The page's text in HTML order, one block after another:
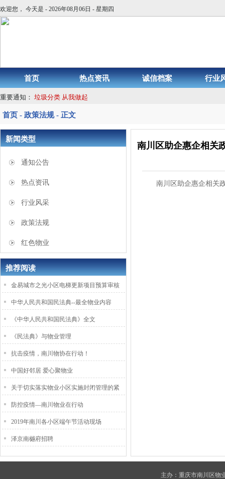
欢迎您， 今天是 - 2026年08月06日 - 星期四
首页 热点资讯 诚信档案 行业
重要通知： 垃圾分类 从我做起
首页 - 政策法规 - 正文
新闻类型
通知公告
热点资讯
行业风采
政策法规
红色物业
推荐阅读
金易城市之光小区电梯更新项目预算审核
中华人民共和国民法典--最全物业内容
《中华人民共和国民法典》全文
《民法典》与物业管理
抗击疫情，南川物协在行动！
中国好邻居 爱心聚物业
关于切实落实物业小区实施封闭管理的紧
防控疫情—南川物业在行动
2019年南川各小区端午节活动现场
泽京南樾府招聘
南川区助企惠企相关
南川区助企惠企相关
主办：重庆市南川区